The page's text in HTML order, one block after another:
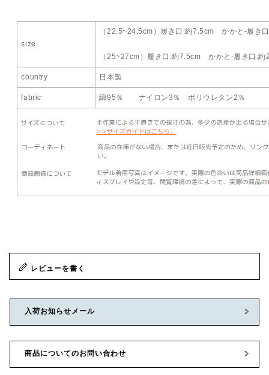
size
（22.5~24.5cm）履き口:約7.5cm かかと-履き
（25~27cm）履き口:約7.5cm かかと-履き口:約
country 日本製
fabric 綿95％ ナイロン3％ ポリウレタン2％
レビューを書く
入荷お知らせメール
商品についてのお問い合わせ